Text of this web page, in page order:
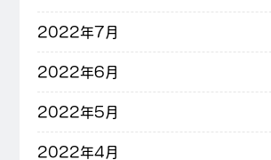
2022年7月
2022年6月
2022年5月
2022年4月